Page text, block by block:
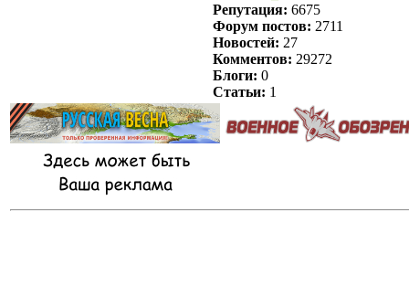
Репутация: 6675
Форум постов: 2711
Новостей: 27
Комментов: 29272
Блоги: 0
Статьи: 1